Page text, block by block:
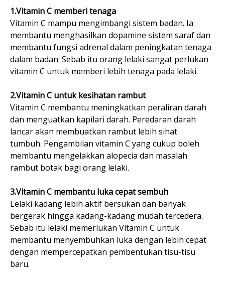
1.Vitamin C memberi tenaga
Vitamin C mampu mengimbangi sistem badan. Ia
membantu menghasilkan dopamine sistem saraf dan
membantu fungsi adrenal dalam peningkatan tenaga
dalam badan. Sebab itu orang lelaki sangat perlukan
vitamin C untuk memberi lebih tenaga pada lelaki.
2.Vitamin C untuk kesihatan rambut
Vitamin C membantu meningkatkan peraliran darah
dan menguatkan kapilari darah. Peredaran darah
lancar akan membuatkan rambut lebih sihat
tumbuh. Pengambilan vitamin C yang cukup boleh
membantu mengelakkan alopecia dan masalah
rambut botak bagi orang lelaki.
3.Vitamin C membantu luka cepat sembuh
Lelaki kadang lebih aktif bersukan dan banyak
bergerak hingga kadang-kadang mudah tercedera.
Sebab itu lelaki memerlukan Vitamin C untuk
membantu menyembuhkan luka dengan lebih cepat
dengan mempercepatkan pembentukan tisu-tisu
baru.